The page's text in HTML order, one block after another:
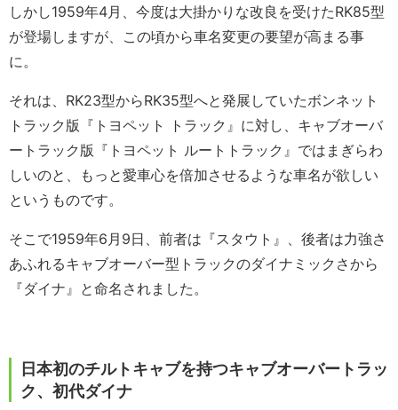
しかし1959年4月、今度は大掛かりな改良を受けたRK85型
が登場しますが、この頃から車名変更の要望が高まる事
に。
それは、RK23型からRK35型へと発展していたボンネット
トラック版『トヨペット トラック』に対し、キャブオーバ
ートラック版『トヨペット ルートトラック』ではまぎらわ
しいのと、もっと愛車心を倍加させるような車名が欲しい
というものです。
そこで1959年6月9日、前者は『スタウト』、後者は力強さ
あふれるキャブオーバー型トラックのダイナミックさから
『ダイナ』と命名されました。
日本初のチルトキャブを持つキャブオーバートラッ
ク、初代ダイナ